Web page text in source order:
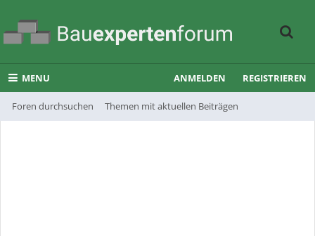
MENU
Foren durchsuchen Themen mit aktuellen Beiträgen
ANMELDEN REGISTRIEREN